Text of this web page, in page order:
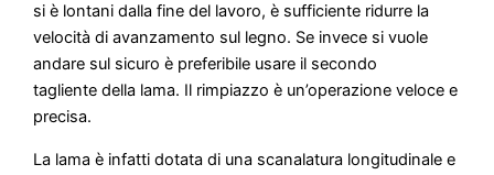
si è lontani dalla fine del lavoro, è sufficiente ridurre la
velocità di avanzamento sul legno. Se invece si vuole
andare sul sicuro è preferibile usare il secondo
tagliente della lama. Il rimpiazzo è un’operazione veloce e
precisa.
La lama è infatti dotata di una scanalatura longitudinale e